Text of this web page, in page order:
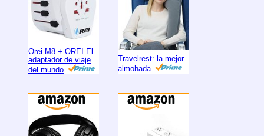
Orei M8 + OREI El
adaptador de viaje
del mundo
Travelrest: la mejor
almohada